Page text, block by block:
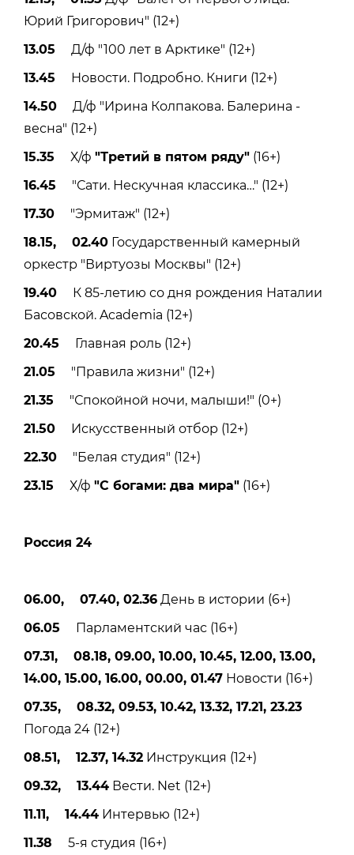
Юрий Григорович" (12+)
13.05 Д/ф "100 лет в Арктике" (12+)
13.45 Новости. Подробно. Книги (12+)
14.50 Д/ф "Ирина Колпакова. Балерина -
весна" (12+)
15.35 Х/ф "Третий в пятом ряду" (16+)
16.45 "Сати. Нескучная классика…" (12+)
17.30 "Эрмитаж" (12+)
18.15, 02.40 Государственный камерный
оркестр "Виртуозы Москвы" (12+)
19.40 К 85-летию со дня рождения Наталии
Басовской. Academia (12+)
20.45 Главная роль (12+)
21.05 "Правила жизни" (12+)
21.35 "Спокойной ночи, малыши!" (0+)
21.50 Искусственный отбор (12+)
22.30 "Белая студия" (12+)
23.15 Х/ф "С богами: два мира" (16+)
Россия 24
06.00, 07.40, 02.36 День в истории (6+)
06.05 Парламентский час (16+)
07.31, 08.18, 09.00, 10.00, 10.45, 12.00, 13.00,
14.00, 15.00, 16.00, 00.00, 01.47 Новости (16+)
07.35, 08.32, 09.53, 10.42, 13.32, 17.21, 23.23
Погода 24 (12+)
08.51, 12.37, 14.32 Инструкция (12+)
09.32, 13.44 Вести. Net (12+)
11.11, 14.44 Интервью (12+)
11.38 5-я студия (16+)